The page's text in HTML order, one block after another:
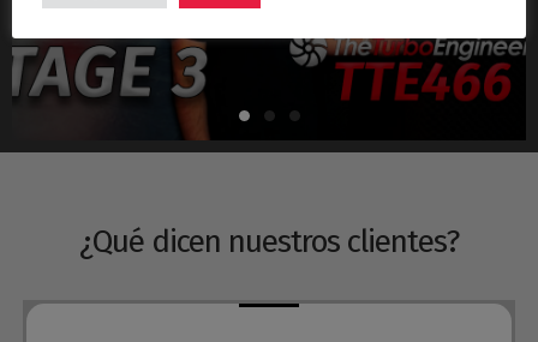
¿Qué dicen nuestros clientes?